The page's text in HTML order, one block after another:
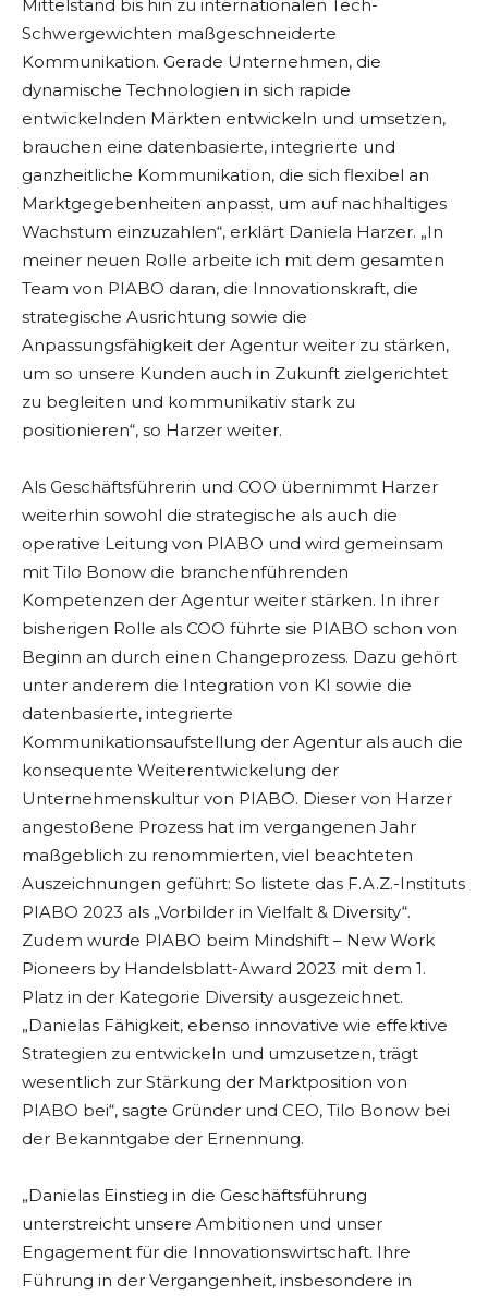
Mittelstand bis hin zu internationalen Tech-
Schwergewichten maßgeschneiderte
Kommunikation. Gerade Unternehmen, die
dynamische Technologien in sich rapide
entwickelnden Märkten entwickeln und umsetzen,
brauchen eine datenbasierte, integrierte und
ganzheitliche Kommunikation, die sich flexibel an
Marktgegebenheiten anpasst, um auf nachhaltiges
Wachstum einzuzahlen“, erklärt Daniela Harzer. „In
meiner neuen Rolle arbeite ich mit dem gesamten
Team von PIABO daran, die Innovationskraft, die
strategische Ausrichtung sowie die
Anpassungsfähigkeit der Agentur weiter zu stärken,
um so unsere Kunden auch in Zukunft zielgerichtet
zu begleiten und kommunikativ stark zu
positionieren“, so Harzer weiter.
Als Geschäftsführerin und COO übernimmt Harzer
weiterhin sowohl die strategische als auch die
operative Leitung von PIABO und wird gemeinsam
mit Tilo Bonow die branchenführenden
Kompetenzen der Agentur weiter stärken. In ihrer
bisherigen Rolle als COO führte sie PIABO schon von
Beginn an durch einen Changeprozess. Dazu gehört
unter anderem die Integration von KI sowie die
datenbasierte, integrierte
Kommunikationsaufstellung der Agentur als auch die
konsequente Weiterentwickelung der
Unternehmenskultur von PIABO. Dieser von Harzer
angestoßene Prozess hat im vergangenen Jahr
maßgeblich zu renommierten, viel beachteten
Auszeichnungen geführt: So listete das F.A.Z.-Instituts
PIABO 2023 als „Vorbilder in Vielfalt & Diversity“.
Zudem wurde PIABO beim Mindshift – New Work
Pioneers by Handelsblatt-Award 2023 mit dem 1.
Platz in der Kategorie Diversity ausgezeichnet.
„Danielas Fähigkeit, ebenso innovative wie effektive
Strategien zu entwickeln und umzusetzen, trägt
wesentlich zur Stärkung der Marktposition von
PIABO bei“, sagte Gründer und CEO, Tilo Bonow bei
der Bekanntgabe der Ernennung.
„Danielas Einstieg in die Geschäftsführung
unterstreicht unsere Ambitionen und unser
Engagement für die Innovationswirtschaft. Ihre
Führung in der Vergangenheit, insbesondere in